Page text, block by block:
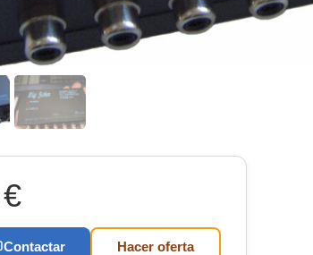
€
Contactar Hacer oferta